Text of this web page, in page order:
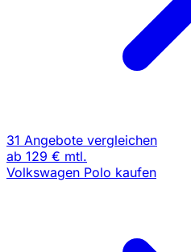
31 Angebote vergleichen
ab 129 € mtl.
Volkswagen Polo kaufen